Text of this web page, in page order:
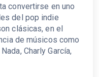
convertirse en uno
del pop indie
clásicas, en el
de músicos como
Charly García,